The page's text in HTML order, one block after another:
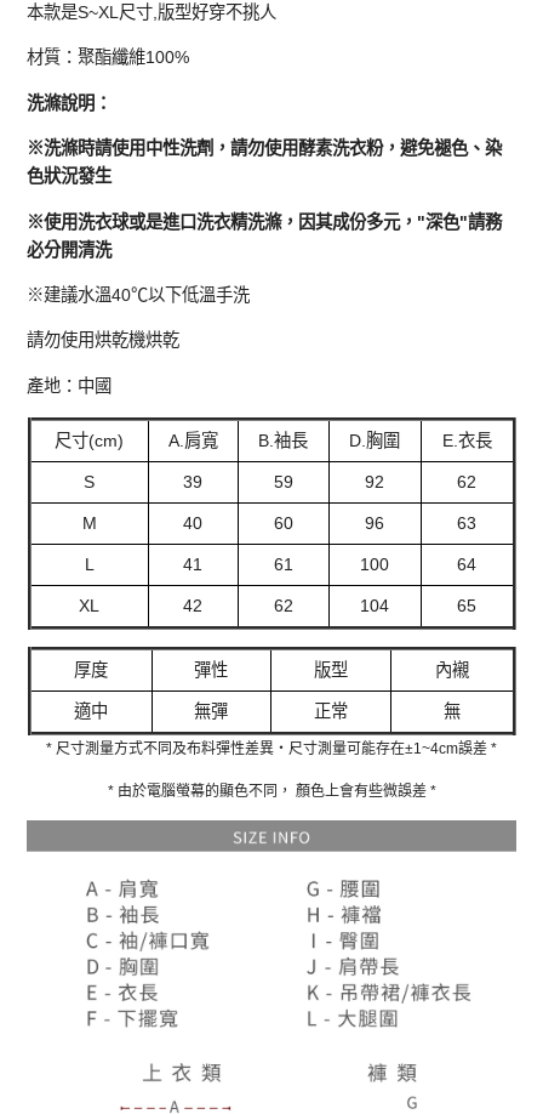
本款是S~XL尺寸,版型好穿不挑人
材質：聚酯纖維100%
洗滌說明：
※洗滌時請使用中性洗劑，請勿使用酵素洗衣粉，避免褪色、染
色狀況發生
※使用洗衣球或是進口洗衣精洗滌，因其成份多元，"深色"請務
必分開清洗
※建議水溫40℃以下低溫手洗
請勿使用烘乾機烘乾
產地：中國
尺寸(cm) A.肩寬 B.袖長 D.胸圍 E.衣長
S 39 59 92 62
M 40 60 96 63
L 41 61 100 64
XL 42 62 104 65
厚度 彈性 版型 內襯
適中 無彈 正常 無
* 尺寸測量方式不同及布料彈性差異‧尺寸測量可能存在±1~4cm誤差 *
* 由於電腦螢幕的顯色不同， 顏色上會有些微誤差 *